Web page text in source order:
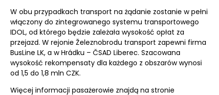
W obu przypadkach transport na żądanie zostanie w pełni
włączony do zintegrowanego systemu transportowego
IDOL, od którego będzie zależała wysokość opłat za
przejazd. W rejonie Železnobrodu transport zapewni firma
BusLine LK, a w Hrádku – ČSAD Liberec. Szacowana
wysokość rekompensaty dla każdego z obszarów wynosi
od 1,5 do 1,8 mln CZK.
Więcej informacji pasażerowie znajdą na stronie